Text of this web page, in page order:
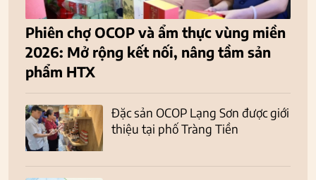
Phiên chợ OCOP và ẩm thực vùng miền
2026: Mở rộng kết nối, nâng tầm sản
phẩm HTX
Đặc sản OCOP Lạng Sơn được giới
thiệu tại phố Tràng Tiền